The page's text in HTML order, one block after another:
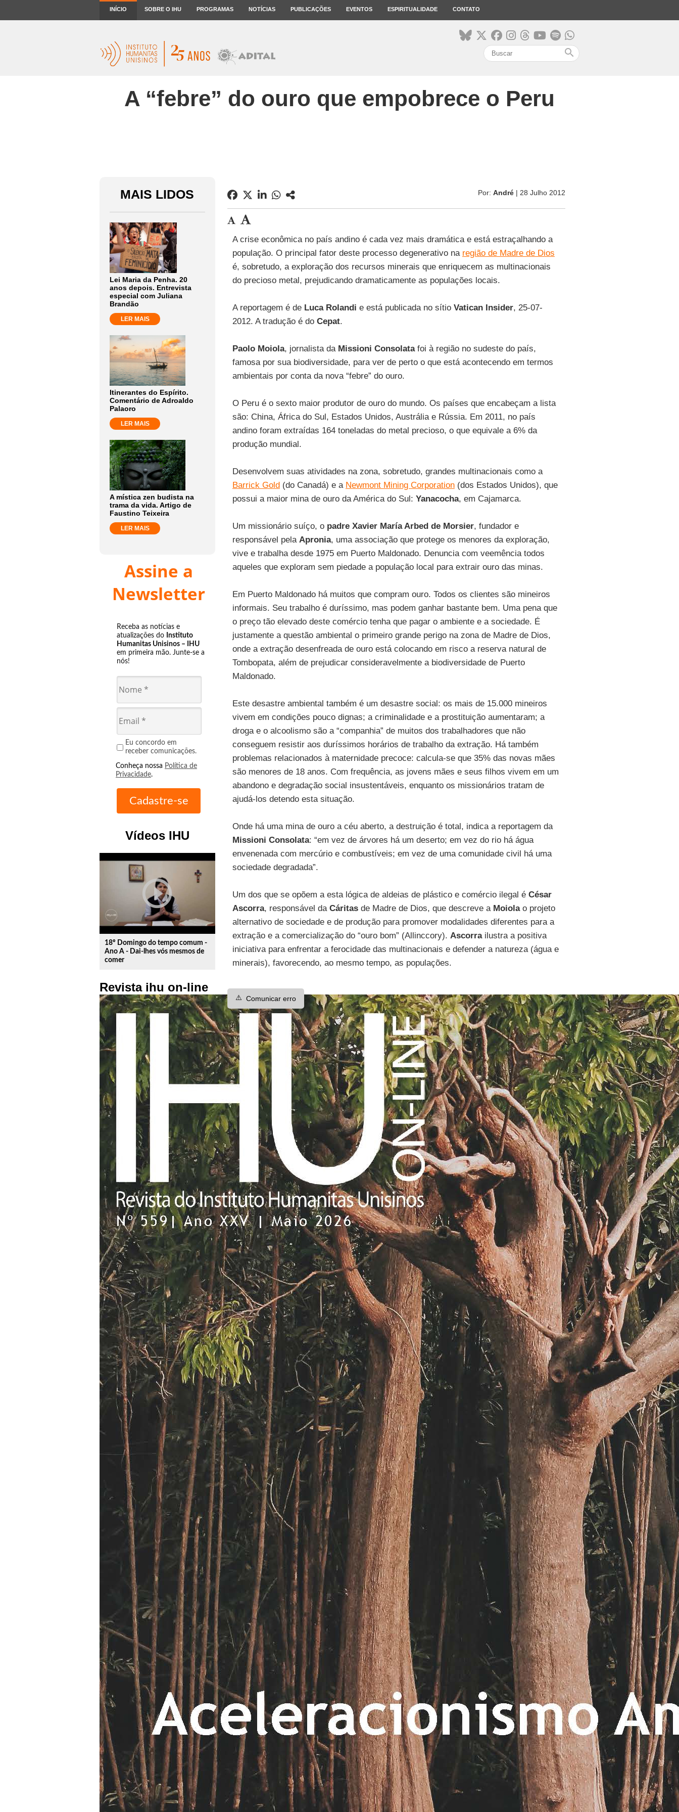
INÍCIO SOBRE O IHU PROGRAMAS NOTÍCIAS PUBLICAÇÕES EVENTOS ESPIRITUALIDADE CONTATO
search
A “febre” do ouro que empobrece o Peru
MAIS LIDOS
Lei Maria da Penha. 20
anos depois. Entrevista
especial com Juliana
Brandão
LER MAIS
Itinerantes do Espírito.
Comentário de Adroaldo
Palaoro
LER MAIS
A mística zen budista na
trama da vida. Artigo de
Faustino Teixeira
LER MAIS
Assine a
Newsletter
Receba as notícias e
atualizações do Instituto
Humanitas Unisinos – IHU
em primeira mão. Junte-se a
nós!
Eu concordo em
receber comunicações.
Conheça nossa Política de
Privacidade.
Vídeos IHU
play_circle_outline
18º Domingo do tempo comum -
Ano A - Dai-lhes vós mesmos de
comer
Revista ihu on-line
Por: André| 28 Julho 2012
A crise econômica no país andino é cada vez mais dramática e está estraçalhando a
população. O principal fator deste processo degenerativo na região de Madre de Dios
é, sobretudo, a exploração dos recursos minerais que enriquecem as multinacionais
do precioso metal, prejudicando dramaticamente as populações locais.
A reportagem é de Luca Rolandi e está publicada no sítio Vatican Insider, 25-07-
2012. A tradução é do Cepat.
Paolo Moiola, jornalista da Missioni Consolatafoi à região no sudeste do país,
famosa por sua biodiversidade, para ver de perto o que está acontecendo em termos
ambientais por conta da nova “febre” do ouro.
O Peru é o sexto maior produtor de ouro do mundo. Os países que encabeçam a lista
são: China, África do Sul, Estados Unidos, Austrália e Rússia. Em 2011, no país
andino foram extraídas 164 toneladas do metal precioso, o que equivale a 6% da
produção mundial.
Desenvolvem suas atividades na zona, sobretudo, grandes multinacionais como a
Barrick Gold(do Canadá) e a Newmont Mining Corporation(dos Estados Unidos), que
possui a maior mina de ouro da América do Sul: Yanacocha, em Cajamarca.
Um missionário suíço, o padre Xavier María Arbed de Morsier, fundador e
responsável pela Apronia, uma associação que protege os menores da exploração,
vive e trabalha desde 1975 em Puerto Maldonado. Denuncia com veemência todos
aqueles que exploram sem piedade a população local para extrair ouro das minas.
Em Puerto Maldonado há muitos que compram ouro. Todos os clientes são mineiros
informais. Seu trabalho é duríssimo, mas podem ganhar bastante bem. Uma pena que
o preço tão elevado deste comércio tenha que pagar o ambiente e a sociedade. É
justamente a questão ambiental o primeiro grande perigo na zona de Madre de Dios,
onde a extração desenfreada de ouro está colocando em risco a reserva natural de
Tombopata, além de prejudicar consideravelmente a biodiversidade de Puerto
Maldonado.
Este desastre ambiental também é um desastre social: os mais de 15.000 mineiros
vivem em condições pouco dignas; a criminalidade e a prostituição aumentaram; a
droga e o alcoolismo são a “companhia” de muitos dos trabalhadores que não
conseguem resistir aos duríssimos horários de trabalho da extração. Há também
problemas relacionados à maternidade precoce: calcula-se que 35% das novas mães
são menores de 18 anos. Com frequência, as jovens mães e seus filhos vivem em um
abandono e degradação social insustentáveis, enquanto os missionários tratam de
ajudá-los detendo esta situação.
Onde há uma mina de ouro a céu aberto, a destruição é total, indica a reportagem da
Missioni Consolata: “em vez de árvores há um deserto; em vez do rio há água
envenenada com mercúrio e combustíveis; em vez de uma comunidade civil há uma
sociedade degradada”.
Um dos que se opõem a esta lógica de aldeias de plástico e comércio ilegal é César
Ascorra, responsável da Cáritasde Madre de Dios, que descreve a Moiola o projeto
alternativo de sociedade e de produção para promover modalidades diferentes para a
extração e a comercialização do “ouro bom” (Allinccory). Ascorra ilustra a positiva
iniciativa para enfrentar a ferocidade das multinacionais e defender a natureza (água e
minerais), favorecendo, ao mesmo tempo, as populações.
⚠️ Comunicar erro